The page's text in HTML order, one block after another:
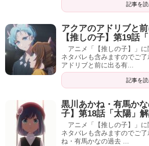
記事を
アクアのアドリブと前
【推しの子】第19話
アニメ「【推しの子】」
ネタバレも含みますのでご
アドリブと前に出る有...
記事を
黒川あかね・有馬か
子】第18話「太陽」
アニメ「【推しの子】」
ネタバレも含みますのでご
ね・有馬かなの過去 ...